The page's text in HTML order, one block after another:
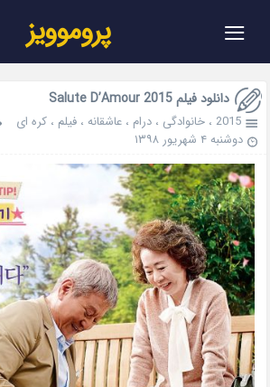
≡ پروموویز
دانلود فیلم Salute D’Amour 2015
2015 ،خانوادگی ،درام ،عاشقانه ،فیلم ،کره ای
دوشنبه ۴ شهریور ۱۳۹۸